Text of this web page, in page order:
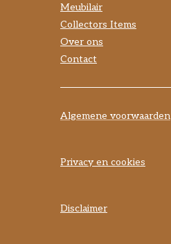
Meubilair
Collectors Items
Over ons
Contact
Algemene voorwaarden
Privacy en cookies
Disclaimer